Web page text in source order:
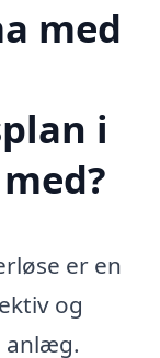
med
i
er en
og
anlæg.